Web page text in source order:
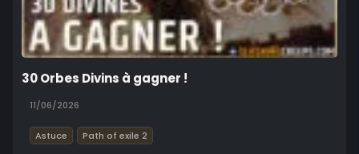
30 Orbes Divins à gagner !
11/06/2026
Astuce Path of exile 2